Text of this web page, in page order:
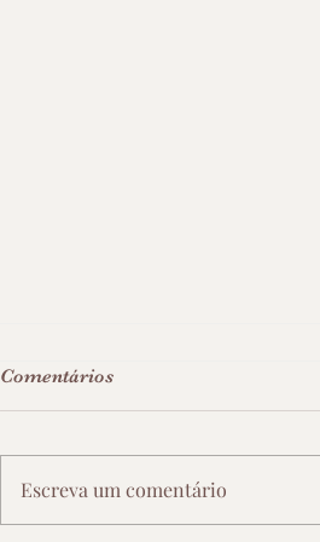
Lulu e seu vestido azul
Comentários
Escreva um comentário